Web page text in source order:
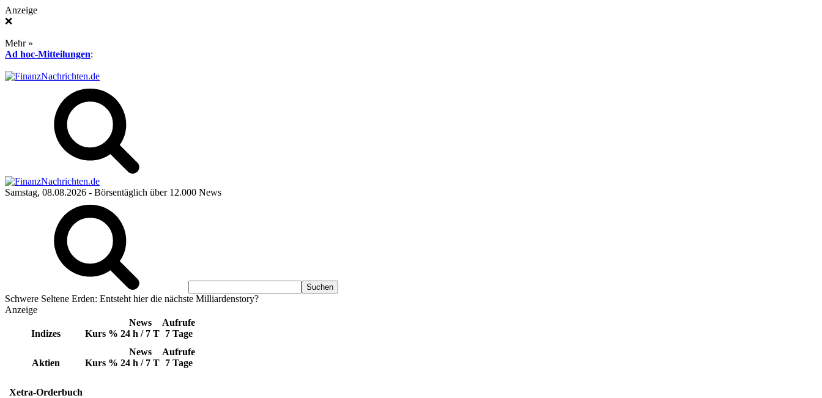
Anzeige
❌
Mehr »
Ad hoc-Mitteilungen:
Samstag, 08.08.2026 - Börsentäglich über 12.000 News
Schwere Seltene Erden: Entsteht hier die nächste Milliardenstory?
Anzeige
Indizes Kurs %
News
24 h / 7 T
Aufrufe
7 Tage
Aktien Kurs %
News
24 h / 7 T
Aufrufe
7 Tage
Xetra-Orderbuch